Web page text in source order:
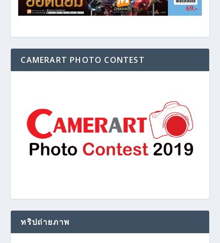
CAMERART PHOTO CONTEST
ทริปถ่ายภาพ